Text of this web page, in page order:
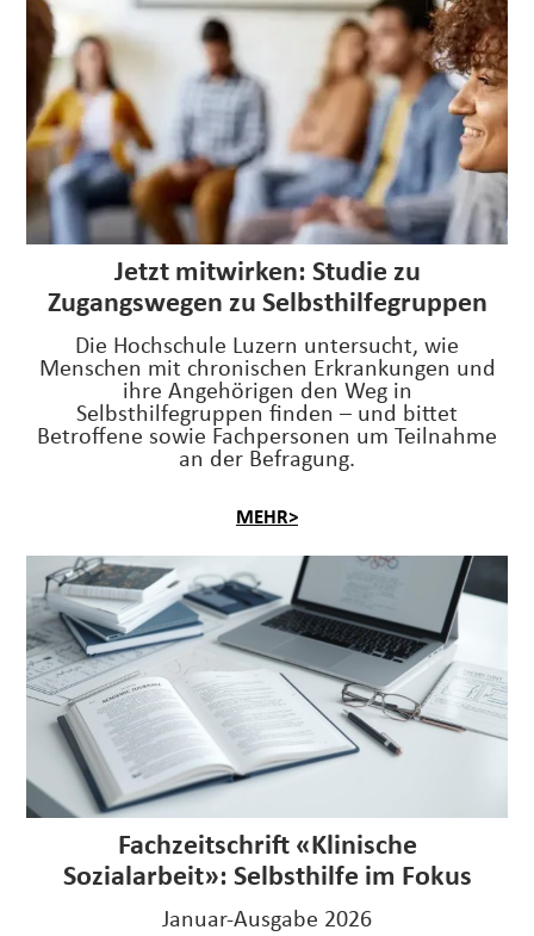
Jetzt mitwirken: Studie zu
Zugangswegen zu Selbsthilfegruppen
Die Hochschule Luzern untersucht, wie
Menschen mit chronischen Erkrankungen und
ihre Angehörigen den Weg in
Selbsthilfegruppen finden – und bittet
Betroffene sowie Fachpersonen um Teilnahme
an der Befragung.
MEHR>
Fachzeitschrift «Klinische
Sozialarbeit»: Selbsthilfe im Fokus
Januar-Ausgabe 2026